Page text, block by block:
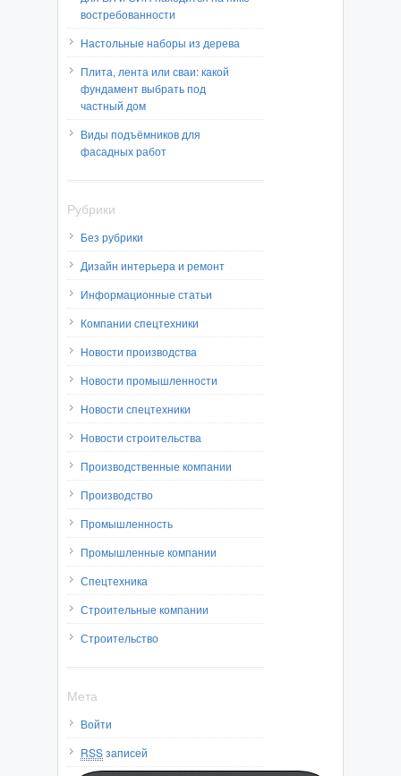
востребованности
Настольные наборы из дерева
Плита, лента или сваи: какой
фундамент выбрать под
частный дом
Виды подъёмников для
фасадных работ
Рубрики
Без рубрики
Дизайн интерьера и ремонт
Информационные статьи
Компании спецтехники
Новости производства
Новости промышленности
Новости спецтехники
Новости строительства
Производственные компании
Производство
Промышленность
Промышленные компании
Спецтехника
Строительные компании
Строительство
Мета
Войти
RSSзаписей